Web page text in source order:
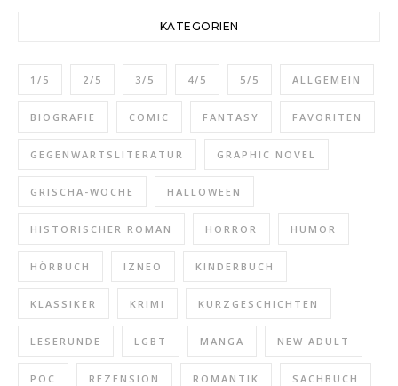
KATEGORIEN
1/5 2/5 3/5 4/5 5/5 ALLGEMEIN
BIOGRAFIE COMIC FANTASY FAVORITEN
GEGENWARTSLITERATUR GRAPHIC NOVEL
GRISCHA-WOCHE HALLOWEEN
HISTORISCHER ROMAN HORROR HUMOR
HÖRBUCH IZNEO KINDERBUCH
KLASSIKER KRIMI KURZGESCHICHTEN
LESERUNDE LGBT MANGA NEW ADULT
POC REZENSION ROMANTIK SACHBUCH